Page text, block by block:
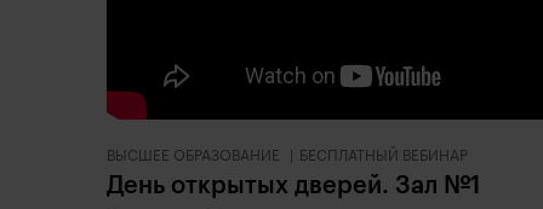
ВЫСШЕЕ ОБРАЗОВАНИЕ БЕСПЛАТНЫЙ ВЕБИНАР
День открытых дверей. Зал №1